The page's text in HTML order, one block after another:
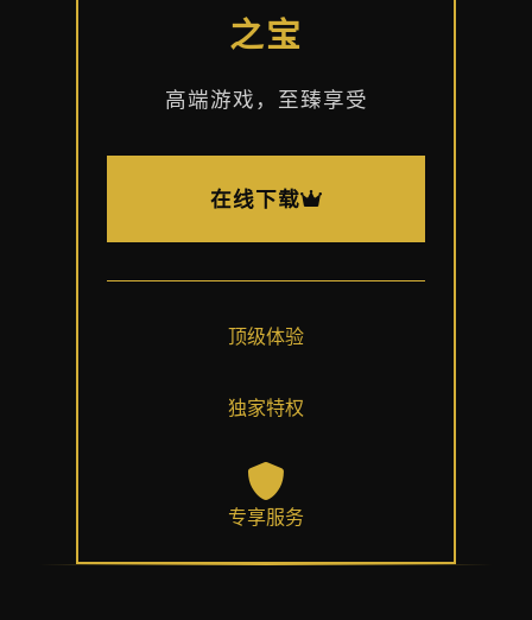
之宝
高端游戏，至臻享受
在线下载
顶级体验
独家特权
专享服务